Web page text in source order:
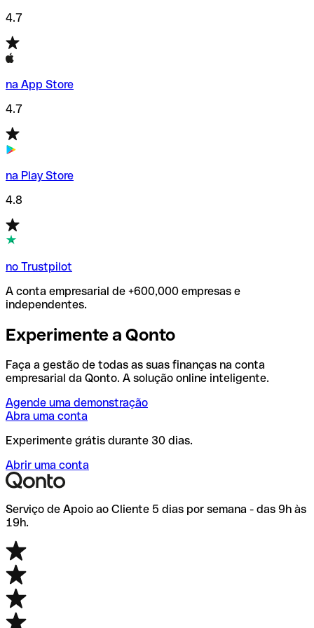
4.7
na App Store
4.7
na Play Store
4.8
no Trustpilot
A conta empresarial de +600,000 empresas e
independentes.
Experimente a Qonto
Faça a gestão de todas as suas finanças na conta
empresarial da Qonto. A solução online inteligente.
Agende uma demonstração
Abra uma conta
Experimente grátis durante 30 dias.
Abrir uma conta
Serviço de Apoio ao Cliente 5 dias por semana - das 9h às
19h.